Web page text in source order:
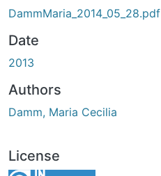
DammMaria_2014_05_28.pdf
Date
2013
Authors
Damm, Maria Cecilia
License